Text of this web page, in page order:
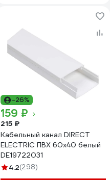
-26%
159 ₽
215 ₽
Кабельный канал DIRECT
ELECTRIC ПВХ 60x40 белый
DE19722031
4.2(298)